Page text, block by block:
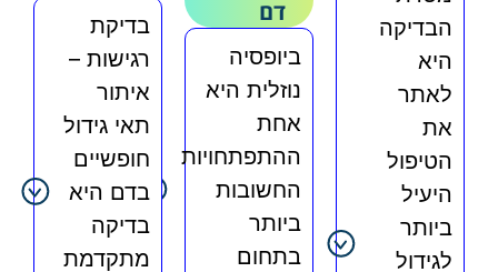
הבדיקה
היא
לאתר
את
הטיפול
היעיל
ביותר
לגידול
דם
ביופסיה
נוזלית היא
אחת
ההתפתחויות
החשובות
ביותר
בתחום
בדיקת
רגישות –
איתור
תאי גידול
חופשיים
בדם היא
בדיקה
מתקדמת